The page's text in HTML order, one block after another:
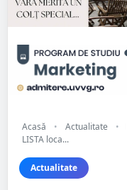
Acasă • Actualitate •
LISTA loca...
Actualitate